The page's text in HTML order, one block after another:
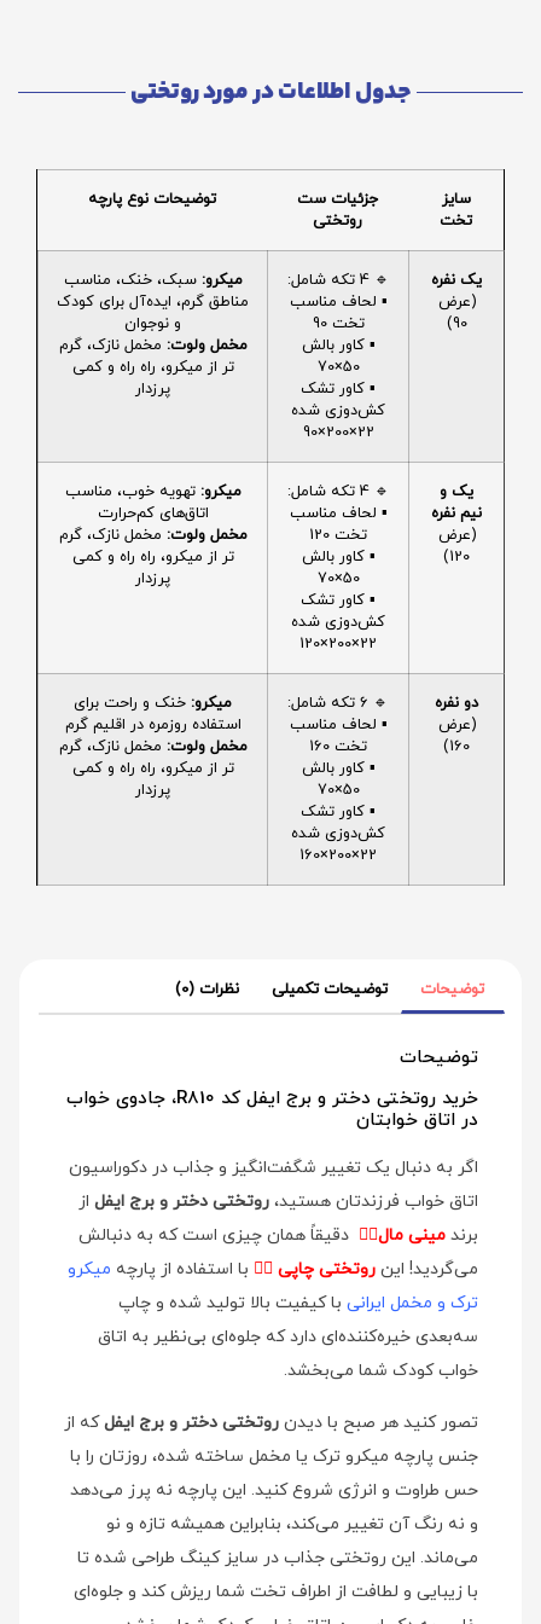
جدول اطلاعات در مورد روتختی
سایز
تخت
جزئیات ست
روتختی
توضیحات نوع پارچه
یک نفره
(عرض
90)
🔹 4 تکه شامل:
▪️ لحاف مناسب
تخت 90
▪️ کاور بالش
50×70
▪️ کاور تشک
کش‌دوزی شده
22×200×90
میکرو: سبک، خنک، مناسب
مناطق گرم، ایده‌آل برای کودک
و نوجوان
مخمل ولوت: مخمل نازک، گرم
تر از میکرو، راه راه و کمی
پرزدار
یک و
نیم نفره
(عرض
120)
🔹 4 تکه شامل:
▪️ لحاف مناسب
تخت 120
▪️ کاور بالش
50×70
▪️ کاور تشک
کش‌دوزی شده
22×200×120
میکرو: تهویه خوب، مناسب
اتاق‌های کم‌حرارت
مخمل ولوت: مخمل نازک، گرم
تر از میکرو، راه راه و کمی
پرزدار
دو نفره
(عرض
160)
🔹 6 تکه شامل:
▪️ لحاف مناسب
تخت 160
▪️ کاور بالش
50×70
▪️ کاور تشک
کش‌دوزی شده
22×200×160
میکرو: خنک و راحت برای
استفاده روزمره در اقلیم گرم
مخمل ولوت: مخمل نازک، گرم
تر از میکرو، راه راه و کمی
پرزدار
توضیحات توضیحات تکمیلی نظرات (0)
توضیحات
خرید روتختی دختر و برج ایفل کد R810، جادوی خواب
در اتاق خوابتان
اگر به دنبال یک تغییر شگفت‌انگیز و جذاب در دکوراسیون
اتاق خواب فرزندتان هستید، روتختی دختر و برج ایفل از
برند مینی مال👉🏻 دقیقاً همان چیزی است که به دنبالش
می‌گردید! این روتختی چاپی 👉🏻 با استفاده از پارچه میکرو
ترک و مخمل ایرانی با کیفیت بالا تولید شده و چاپ
سه‌بعدی خیره‌کننده‌ای دارد که جلوه‌ای بی‌نظیر به اتاق
خواب کودک شما می‌بخشد.
تصور کنید هر صبح با دیدن روتختی دختر و برج ایفلکه از
جنس پارچه میکرو ترک یا مخمل ساخته شده، روزتان را با
حس طراوت و انرژی شروع کنید. این پارچه نه پرز می‌دهد
و نه رنگ آن تغییر می‌کند، بنابراین همیشه تازه و نو
می‌ماند. این روتختی جذاب در سایز کینگ طراحی شده تا
با زیبایی و لطافت از اطراف تخت شما ریزش کند و جلوه‌ای